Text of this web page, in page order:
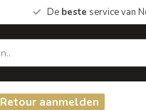
De beste service van
Retour aanmelden